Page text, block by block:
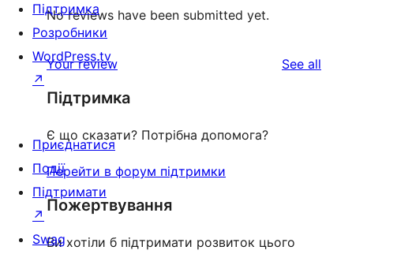
No reviews have been submitted yet.
Your review See all
Підтримка
Є що сказати? Потрібна допомога?
Перейти в форум підтримки
Пожертвування
Ви хотіли б підтримати розвиток цього
Підтримка
Розробники
WordPress.tv
↗
Приєднатися
Події
Підтримати
↗
Swag